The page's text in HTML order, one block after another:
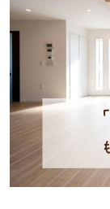
株
｜
静
岡
県